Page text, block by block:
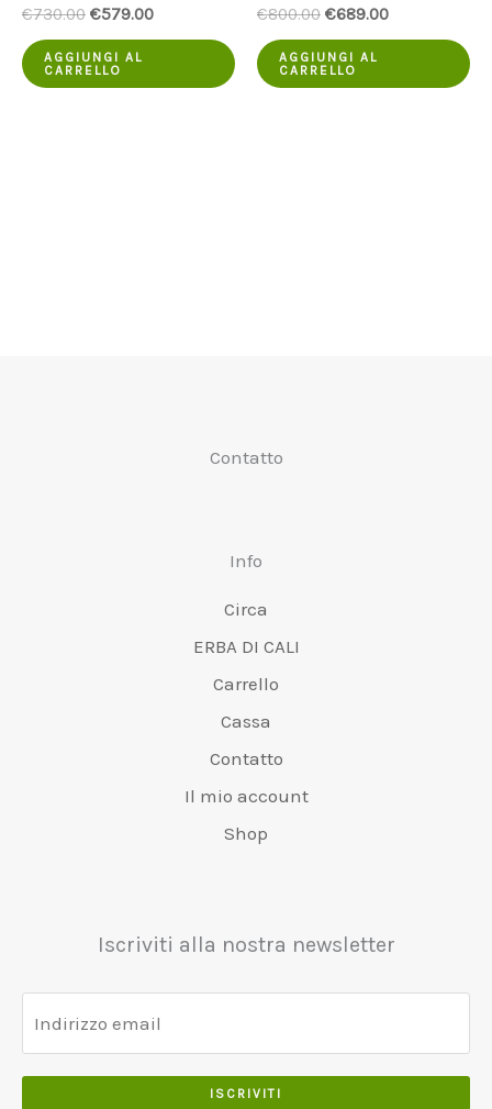
€730.00 Il
originale
era:
€579.00Il
AGGIUNGI AL
CARRELLO
€800.00 Il
originale
era:
€689.00Il
AGGIUNGI AL
CARRELLO
Contatto
Info
Circa
ERBA DI CALI
Carrello
Cassa
Contatto
Il mio account
Shop
Iscriviti alla nostra newsletter
ISCRIVITI